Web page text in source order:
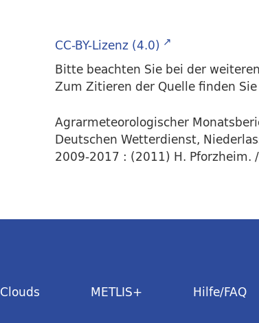
CC-BY-Lizenz (4.0)
Bitte beachten Sie bei der
Zum Zitieren der Quelle finden
Agrarmeteorologischer
Deutschen Wetterdienst,
2009-2017 : (2011) H. Pforzheim. /
Clouds METLIS+ Hilfe/FAQ